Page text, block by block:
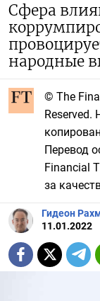
Сфера
народные
© The
Reserved.
Перевод
Financial
за
Гидеон
11.01.2022